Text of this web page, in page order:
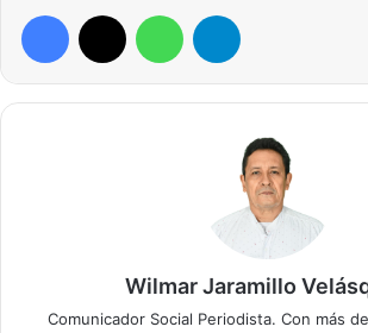
Facebook WhatsApp
Wilmar Jaramillo
Comunicador Social Periodista. Con más